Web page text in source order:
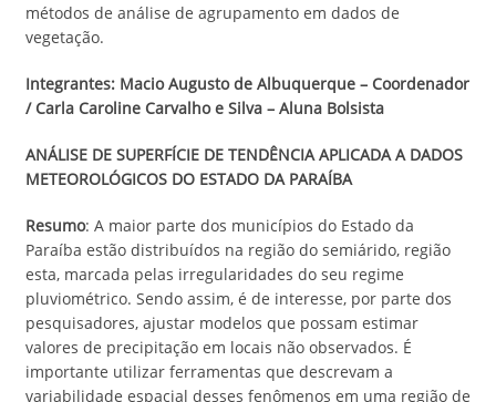
métodos de análise de agrupamento em dados de
vegetação.
Integrantes: Macio Augusto de Albuquerque – Coordenador
/ Carla Caroline Carvalho e Silva – Aluna Bolsista
ANÁLISE DE SUPERFÍCIE DE TENDÊNCIA APLICADA A DADOS
METEOROLÓGICOS DO ESTADO DA PARAÍBA
Resumo: A maior parte dos municípios do Estado da
Paraíba estão distribuídos na região do semiárido, região
esta, marcada pelas irregularidades do seu regime
pluviométrico. Sendo assim, é de interesse, por parte dos
pesquisadores, ajustar modelos que possam estimar
valores de precipitação em locais não observados. É
importante utilizar ferramentas que descrevam a
variabilidade espacial desses fenômenos em uma região de